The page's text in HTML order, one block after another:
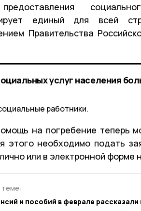
единый для всей
Правительства
услуг населения
работники.
на погребение теперь
этого необходимо подать
или в электронной форме
теме:
и пособий в феврале рассказали